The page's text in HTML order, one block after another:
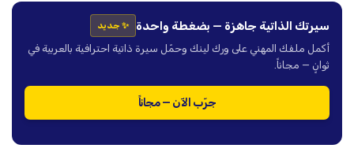
سيرتك الذاتية جاهزة — بضغطة واحدة ✨ جديد
أكمل ملفك المهني على ورك لينك وحمّل سيرة ذاتية احترافية بالعربية في
ثوانٍ — مجاناً.
جرّب الآن — مجاناً